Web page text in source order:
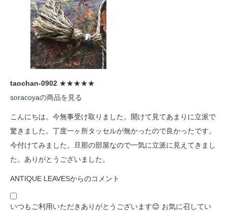
taochan-0902 ★★★★★
soracoyaの商品を見る
こんにちは。今無事受け取りました。開けて見てあまりに立派で
驚きました。丁度一ヶ所タッセルが無かったので良かったです。
今付けてみました。旦那の部屋なので一気に立派に見えてきまし
た。ありがとうございました。
ANTIQUE LEAVESからのコメント
いつもご利用いただきありがとうございます😊 お気に召してい